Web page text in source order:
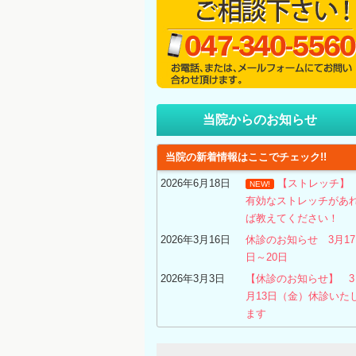
当院からのお知らせ
当院の新着情報はここでチェック!!
2026年6月18日 NEW!
【ストレッチ
有効なストレッチがあ
ば教えてください！
2026年3月16日
休診のお知らせ 3月17
日～20日
2026年3月3日
【休診のお知らせ】 3
月13日（金）休診いた
ます